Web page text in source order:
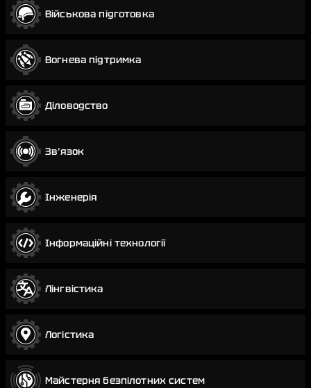
Військова підготовка
Вогнева підтримка
Діловодство
Звʼязок
Інженерія
Інформаційні технології
Лінгвістика
Логістика
Майстерня безпілотних систем